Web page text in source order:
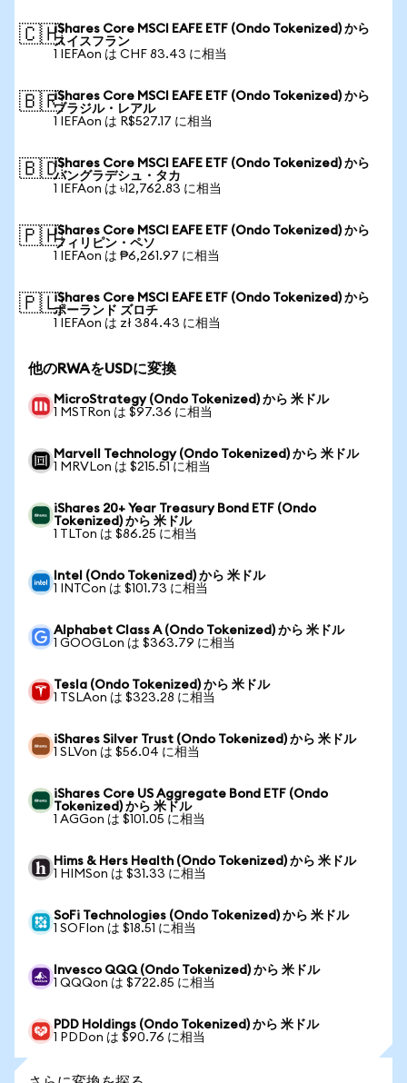
🇨🇭iShares Core MSCI EAFE ETF (Ondo Tokenized) から
スイスフラン
1 IEFAon は CHF 83.43 に相当
🇧🇷iShares Core MSCI EAFE ETF (Ondo Tokenized) から
ブラジル・レアル
1 IEFAon は R$527.17 に相当
🇧🇩iShares Core MSCI EAFE ETF (Ondo Tokenized) から
バングラデシュ・タカ
1 IEFAon は ৳12,762.83 に相当
🇵🇭iShares Core MSCI EAFE ETF (Ondo Tokenized) から
フィリピン・ペソ
1 IEFAon は ₱6,261.97 に相当
🇵🇱iShares Core MSCI EAFE ETF (Ondo Tokenized) から
ポーランド ズロチ
1 IEFAon は zł 384.43 に相当
他のRWAをUSDに変換
MicroStrategy (Ondo Tokenized) から 米ドル
1 MSTRon は $97.36 に相当
Marvell Technology (Ondo Tokenized) から 米ドル
1 MRVLon は $215.51 に相当
iShares 20+ Year Treasury Bond ETF (Ondo
Tokenized) から 米ドル
1 TLTon は $86.25 に相当
Intel (Ondo Tokenized) から 米ドル
1 INTCon は $101.73 に相当
Alphabet Class A (Ondo Tokenized) から 米ドル
1 GOOGLon は $363.79 に相当
Tesla (Ondo Tokenized) から 米ドル
1 TSLAon は $323.28 に相当
iShares Silver Trust (Ondo Tokenized) から 米ドル
1 SLVon は $56.04 に相当
iShares Core US Aggregate Bond ETF (Ondo
Tokenized) から 米ドル
1 AGGon は $101.05 に相当
Hims & Hers Health (Ondo Tokenized) から 米ドル
1 HIMSon は $31.33 に相当
SoFi Technologies (Ondo Tokenized) から 米ドル
1 SOFIon は $18.51 に相当
Invesco QQQ (Ondo Tokenized) から 米ドル
1 QQQon は $722.85 に相当
PDD Holdings (Ondo Tokenized) から 米ドル
1 PDDon は $90.76 に相当